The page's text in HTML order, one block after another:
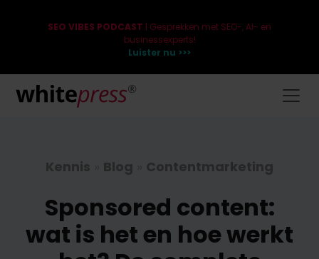
SEO VIBES PODCAST | Gesprekken met SEO-, AI- en
businessexperts!
Luister nu >>>
Kennis Blog Contentmarketing
Sponsored content:
wat is het en hoe werkt